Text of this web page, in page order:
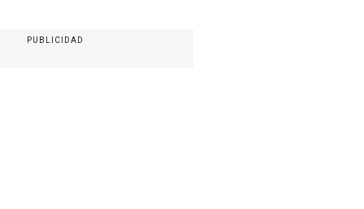
PUBLICIDAD